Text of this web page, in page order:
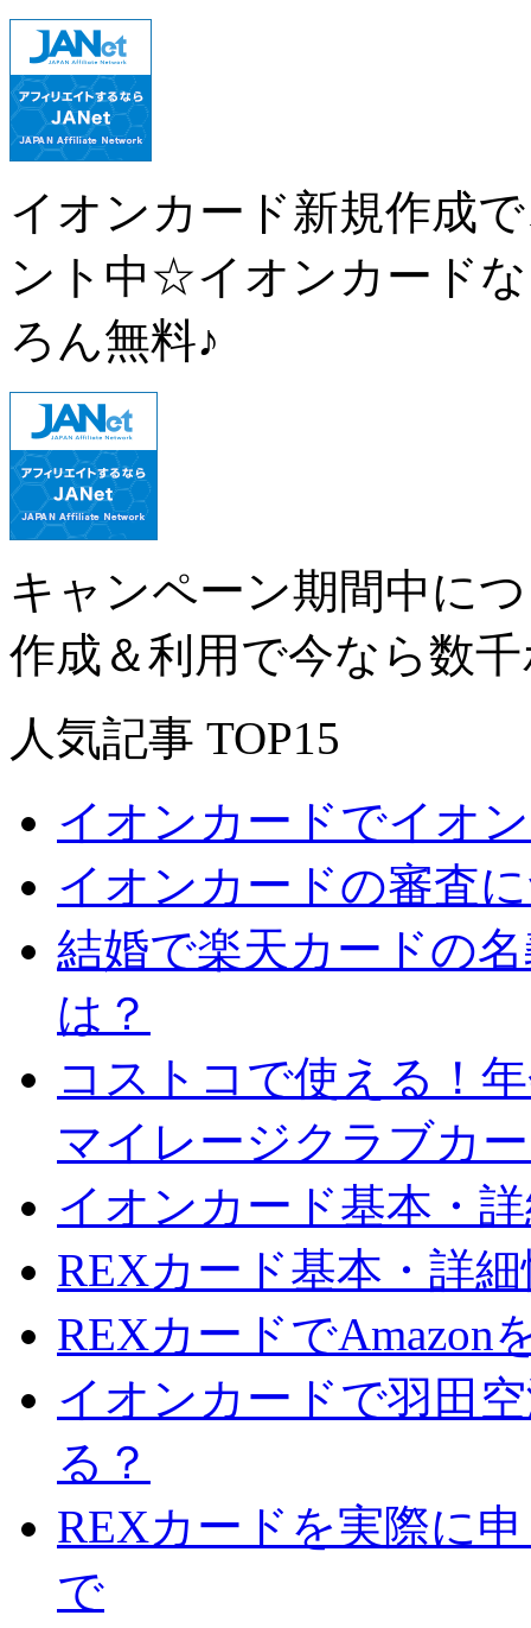
イオンカード新規作成
ント中☆イオンカード
ろん無料♪
キャンペーン期間中に
作成＆利用で今なら数
人気記事 TOP15
イオンカードでイオ
イオンカードの審査
結婚で楽天カードの
は？
コストコで使える！
マイレージクラブカ
イオンカード基本・
REXカード基本・詳
REXカードでAmazon
イオンカードで羽田
る？
REXカードを実際に
で